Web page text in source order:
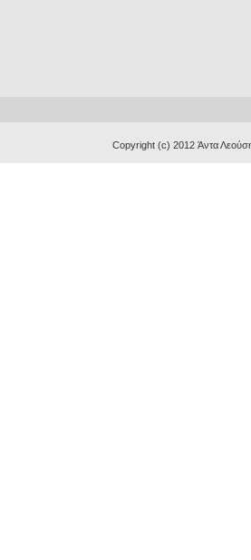
Copyright (c) 2012 Άντα